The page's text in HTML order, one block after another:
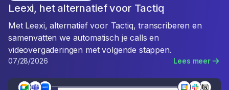
Leexi, het alternatief voor Tactiq
Met Leexi, alternatief voor Tactiq, transcriberen en
samenvatten we automatisch je calls en
videovergaderingen met volgende stappen.
07/28/2026 Lees meer